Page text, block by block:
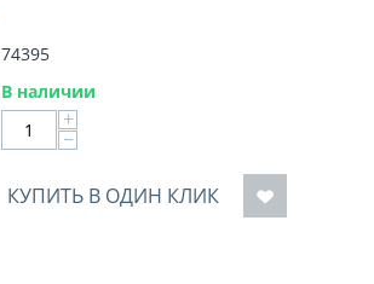
74395
В наличии
+
−
КУПИТЬ В ОДИН КЛИК